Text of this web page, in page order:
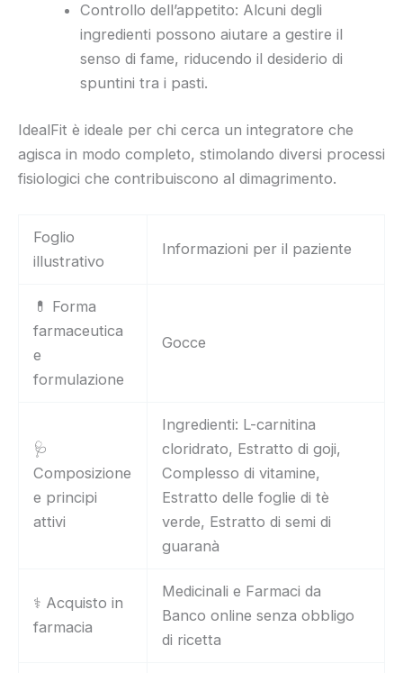
Controllo dell’appetito: Alcuni degli
ingredienti possono aiutare a gestire il
senso di fame, riducendo il desiderio di
spuntini tra i pasti.
IdealFit è ideale per chi cerca un integratore che
agisca in modo completo, stimolando diversi processi
fisiologici che contribuiscono al dimagrimento.
Foglio
illustrativo
Informazioni per il paziente
💊 Forma
farmaceutica
e
formulazione
Gocce
🩺
Composizione
e principi
attivi
Ingredienti: L-carnitina
cloridrato, Estratto di goji,
Complesso di vitamine,
Estratto delle foglie di tè
verde, Estratto di semi di
guaranà
⚕️ Acquisto in
farmacia
Medicinali e Farmaci da
Banco online senza obbligo
di ricetta